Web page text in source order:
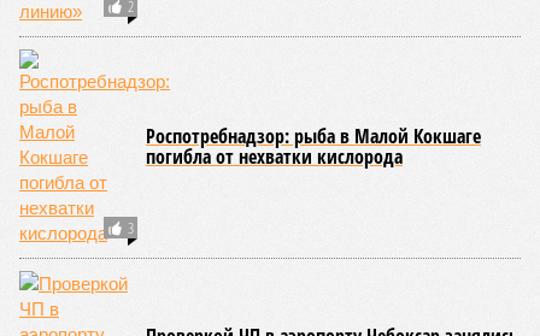
Продуктовая корзина в Чувашии с начала